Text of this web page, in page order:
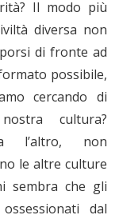
Il modo più
diversa non
di fronte ad
possibile,
cercando di
cultura?
l’altro, non
le altre culture
sembra che gli
dal